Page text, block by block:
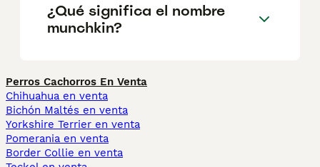
¿Qué significa el nombre
munchkin?
Perros Cachorros En Venta
Chihuahua en venta
Bichón Maltés en venta
Yorkshire Terrier en venta
Pomerania en venta
Border Collie en venta